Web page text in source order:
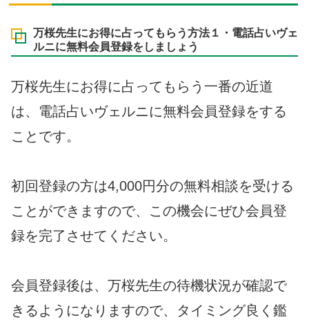
万桜先生にお得に占ってもらう方法１・電話占いヴェ
ルニに無料会員登録をしましょう
万桜先生にお得に占ってもらう一番の近道
は、電話占いヴェルニに無料会員登録をする
ことです。
初回登録の方は4,000円分の無料相談を受ける
ことができますので、この機会にぜひ会員登
録を完了させてください。
会員登録後は、万桜先生の待機状況が確認で
きるようになりますので、タイミング良く鑑